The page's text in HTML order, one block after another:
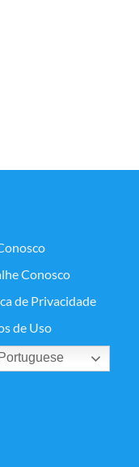
Conosco
de Privacidade
de Uso
Portuguese